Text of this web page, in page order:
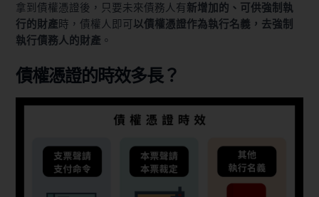
拿到債權憑證後，只要未來債務人有新增加的、可供強制執
行的財產時，債權人即可以債權憑證作為執行名義，去強制
執行債務人的財產 。
債權憑證的時效多長？